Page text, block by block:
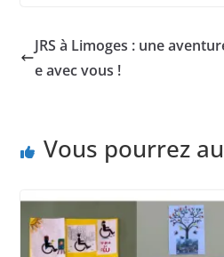
JRS à Limoges : une
e avec vous !
Vous pourrez